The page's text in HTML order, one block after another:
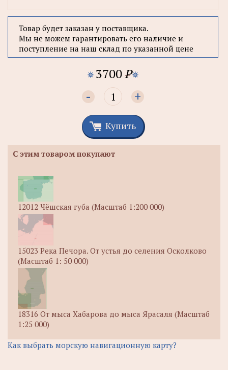
Товар будет заказан у поставщика.
Мы не можем гарантировать его наличие и
поступление на наш склад по указанной цене
3700P
- +
Купить
С этим товаром покупают
12012 Чёшская губа (Масштаб 1:200 000)
15023 Река Печора. От устья до селения Осколково
(Масштаб 1: 50 000)
18316 От мыса Хабарова до мыса Ярасаля (Масштаб
1:25 000)
Как выбрать морскую навигационную карту?